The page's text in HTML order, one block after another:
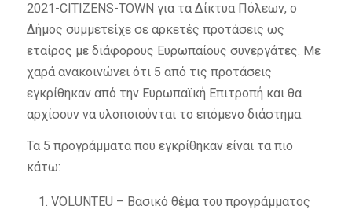
2021-CITIZENS-TOWN για τα Δίκτυα Πόλεων, ο
Δήμος συμμετείχε σε αρκετές προτάσεις ως
εταίρος με διάφορους Ευρωπαίους συνεργάτες. Με
χαρά ανακοινώνει ότι 5 από τις προτάσεις
εγκρίθηκαν από την Ευρωπαϊκή Επιτροπή και θα
αρχίσουν να υλοποιούνται το επόμενο διάστημα.
Τα 5 προγράμματα που εγκρίθηκαν είναι τα πιο
κάτω:
VOLUNTEU – Βασικό θέμα του προγράμματος